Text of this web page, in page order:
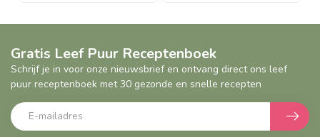
Gratis Leef Puur Receptenboek
Schrijf je in voor onze nieuwsbrief en ontvang direct ons leef
puur receptenboek met 30 gezonde en snelle recepten